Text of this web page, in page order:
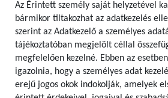
Az Érintett személy saját helyzetével
bármikor tiltakozhat az adatkezelés
szerint az Adatkezelő a személyes
tájékoztatóban megjelölt céllal
megfelelően kezelné. Ebben az esetben
igazolnia, hogy a személyes adat
erejű jogos okok indokolják, amelyek